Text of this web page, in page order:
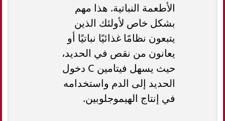
الأطعمة النباتية. هذا مهم
بشكل خاص لأولئك الذين
يتبعون نظامًا غذائيًا نباتيًا أو
يعانون من نقص في الحديد،
حيث يسهل فيتامين C دخول
الحديد إلى الدم واستخدامه
في إنتاج الهيموجلوبين.